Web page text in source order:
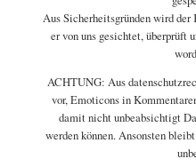
Aus Sicherheitsgründen wird
er von uns gesichtet, überprüft
ACHTUNG: Aus
vor, Emoticons in
damit nicht unbeabsichtigt
werden können. Ansonsten